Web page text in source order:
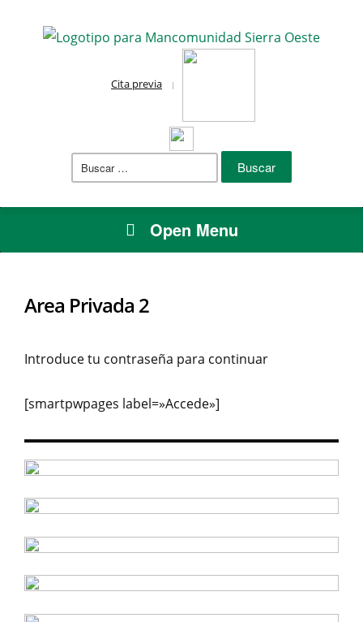
Cita previa
Buscar:
Open Menu
Area Privada 2
Introduce tu contraseña para continuar
[smartpwpages label=»Accede»]